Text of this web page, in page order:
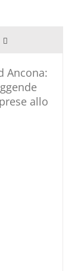
Commenti
Ancona:
allo